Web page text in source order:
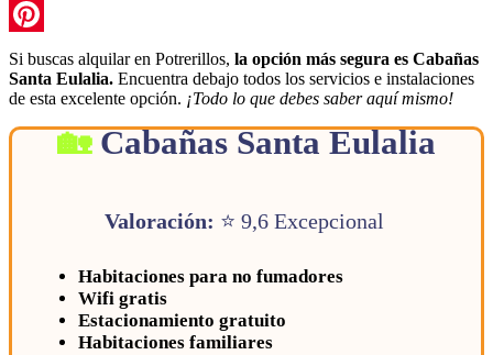
WhatsApp
Pinterest
Si buscas alquilar en Potrerillos, la opción más segura es Cabañas
Santa Eulalia. Encuentra debajo todos los servicios e instalaciones
de esta excelente opción. ¡Todo lo que debes saber aquí mismo!
Cabañas Santa Eulalia
Valoración: ⭐ 9,6 Excepcional
Habitaciones para no fumadores
Wifi gratis
Estacionamiento gratuito
Habitaciones familiares